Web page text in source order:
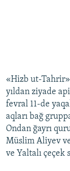
«Hizb ut-Tahrir»
yıldan ziyade
fevral 11-de
aqları bağ
Ondan ğayrı
Müslim Aliyev
ve Yaltalı çeçek